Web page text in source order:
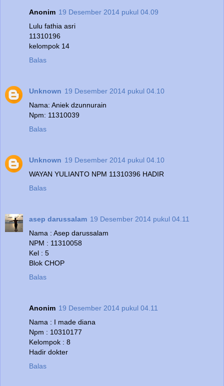
Anonim 19 Desember 2014 pukul 04.09
Lulu fathia asri
11310196
kelompok 14
Balas
Unknown 19 Desember 2014 pukul 04.10
Nama: Aniek dzunnurain
Npm: 11310039
Balas
Unknown 19 Desember 2014 pukul 04.10
WAYAN YULIANTO NPM 11310396 HADIR
Balas
asep darussalam 19 Desember 2014 pukul 04.11
Nama : Asep darussalam
NPM : 11310058
Kel : 5
Blok CHOP
Balas
Anonim 19 Desember 2014 pukul 04.11
Nama : I made diana
Npm : 10310177
Kelompok : 8
Hadir dokter
Balas